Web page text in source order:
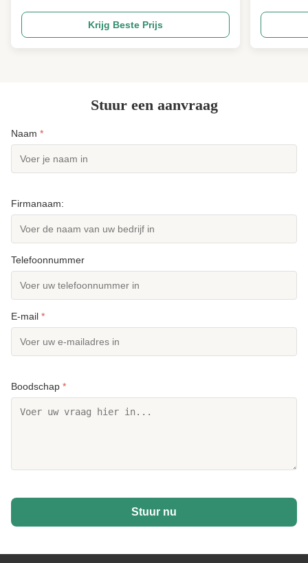
temperature control and material flow optimization.
Manufacturer Expertise Qingdao Beishun
Environmental Protection Technology Co., Ltd.
Krijg Beste Prijs
two
compact,
Stuur een aanvraag
Naam *
Firmanaam:
Telefoonnummer
E-mail *
Boodschap *
Stuur nu